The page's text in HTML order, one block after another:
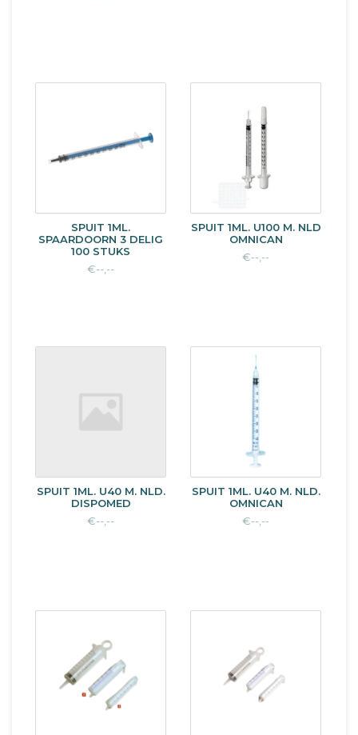
SPUIT 1ML.
SPAARDOORN 3 DELIG
100 STUKS
€--,--
SPUIT 1ML. U100 M. NLD
OMNICAN
€--,--
SPUIT 1ML. U40 M. NLD.
DISPOMED
€--,--
SPUIT 1ML. U40 M. NLD.
OMNICAN
€--,--